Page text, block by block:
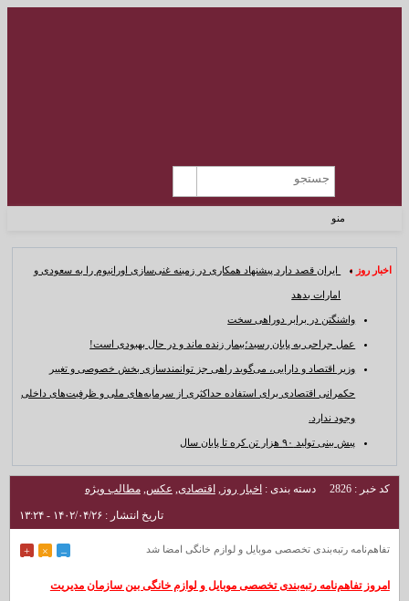
منو
اخبار روز : ایران قصد دارد پیشنهاد همکاری در زمینه غنی‌سازی اورانیوم را به سعودی و
امارات بدهد
واشنگتن در برابر دوراهی سخت
عمل جراحی به پایان رسید؛بیمار زنده ماند و در حال بهبودی است!
وزیر اقتصاد و دارایی، می‌گوید راهی جز توانمندسازی بخش خصوصی و تغییر
حکمرانی اقتصادی برای استفاده حداکثری از سرمایه‌های ملی و ظرفیت‌های داخلی
وجود ندارد.
پیش بینی تولید ۹۰ هزار تن کره تا پایان سال
کد خبر : 2826 دسته بندی : اخبار روز , اقتصادی, عکس,مطالب ویژه
تاریخ انتشار : ۱۴۰۲/۰۴/۲۶ - ۱۳:۲۴
–
×
+ تفاهم‌نامه رتبه‌بندی تخصصی موبایل و لوازم خانگی امضا شد
امروز تفاهم‌نامه رتبه‌بندی تخصصی موبایل و لوازم خانگی بین سازمان مدیریت